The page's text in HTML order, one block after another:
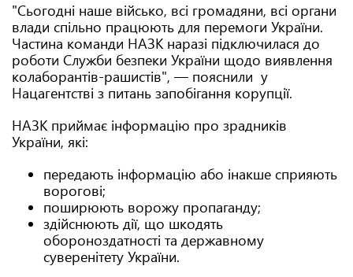
"Сьогодні наше військо, всі громадяни, всі органи
влади спільно працюють для перемоги України.
Частина команди НАЗК наразі підключилася до
роботи Служби безпеки України щодо виявлення
колаборантів-рашистів", — пояснили у
Нацагентстві з питань запобігання корупції.
НАЗК приймає інформацію про зрадників
України, які:
передають інформацію або інакше сприяють
ворогові;
поширюють ворожу пропаганду;
здійснюють дії, що шкодять
обороноздатності та державному
суверенітету України.